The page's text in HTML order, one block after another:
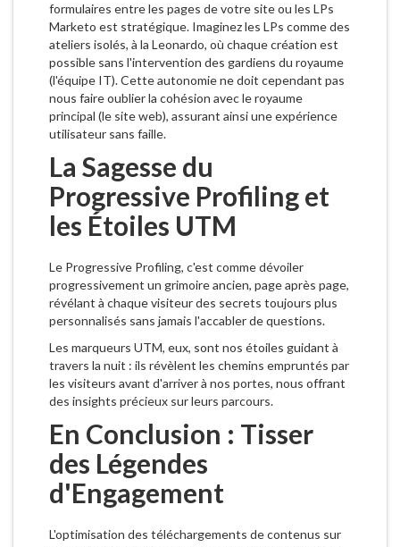
formulaires entre les pages de votre site ou les LPs
Marketo est stratégique. Imaginez les LPs comme des
ateliers isolés, à la Leonardo, où chaque création est
possible sans l'intervention des gardiens du royaume
(l'équipe IT). Cette autonomie ne doit cependant pas
nous faire oublier la cohésion avec le royaume
principal (le site web), assurant ainsi une expérience
utilisateur sans faille.
La Sagesse du
Progressive Profiling et
les Étoiles UTM
Le Progressive Profiling, c'est comme dévoiler
progressivement un grimoire ancien, page après page,
révélant à chaque visiteur des secrets toujours plus
personnalisés sans jamais l'accabler de questions.
Les marqueurs UTM, eux, sont nos étoiles guidant à
travers la nuit : ils révèlent les chemins empruntés par
les visiteurs avant d'arriver à nos portes, nous offrant
des insights précieux sur leurs parcours.
En Conclusion : Tisser
des Légendes
d'Engagement
L'optimisation des téléchargements de contenus sur